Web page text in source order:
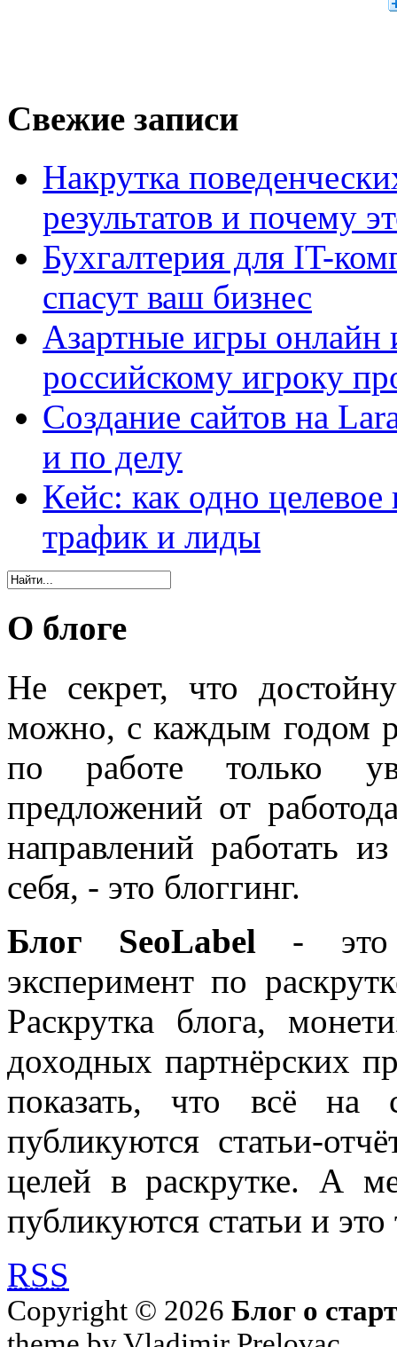
Свежие записи
Накрутка
результатов и почему
Бухгалтерия для IT-
спасут ваш бизнес
Азартные игры онлайн
российскому игроку
Создание сайтов на
и по делу
Кейс: как одно
трафик и лиды
О блоге
Не секрет, что
можно, с каждым годом
по работе только
предложений от
направлений работать
себя, - это блоггинг.
Блог SeoLabel - это
эксперимент по
Раскрутка блога,
доходных партнёрских
показать, что всё на
публикуются статьи-
целей в раскрутке. А
публикуются статьи и
RSS
Copyright © 2026 Блог о